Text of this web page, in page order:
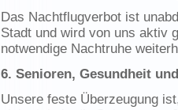
Das Nachtflugverbot ist
Stadt und wird von uns aktiv
notwendige Nachtruhe
6. Senioren, Gesundheit
Unsere feste Überzeugung